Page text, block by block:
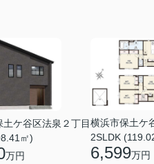
土ケ谷区法泉２丁目
㎡)
万円
横浜市保土ケ
2SLDK
6,599万円